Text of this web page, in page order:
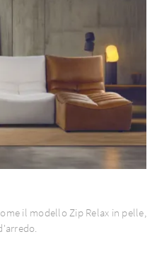
il modello Zip Relax in pelle,